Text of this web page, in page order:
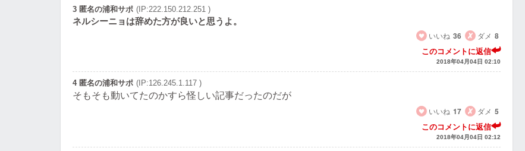
3 匿名の浦和サポ (IP:222.150.212.251 )
ネルシーニョは辞めた方が良いと思うよ。
いいね 36 ダメ 8
このコメントに返信
2018年04月04日 02:10
4 匿名の浦和サポ (IP:126.245.1.117 )
そもそも動いてたのかすら怪しい記事だったのだが
いいね 17 ダメ 5
このコメントに返信
2018年04月04日 02:12